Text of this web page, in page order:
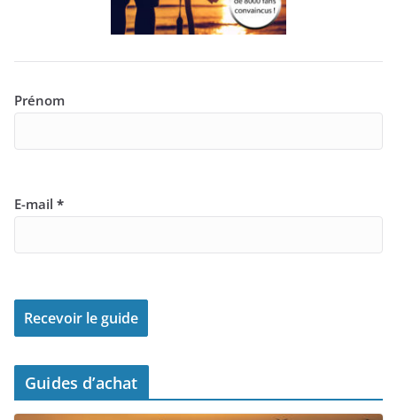
Prénom
E-mail *
Guides d’achat